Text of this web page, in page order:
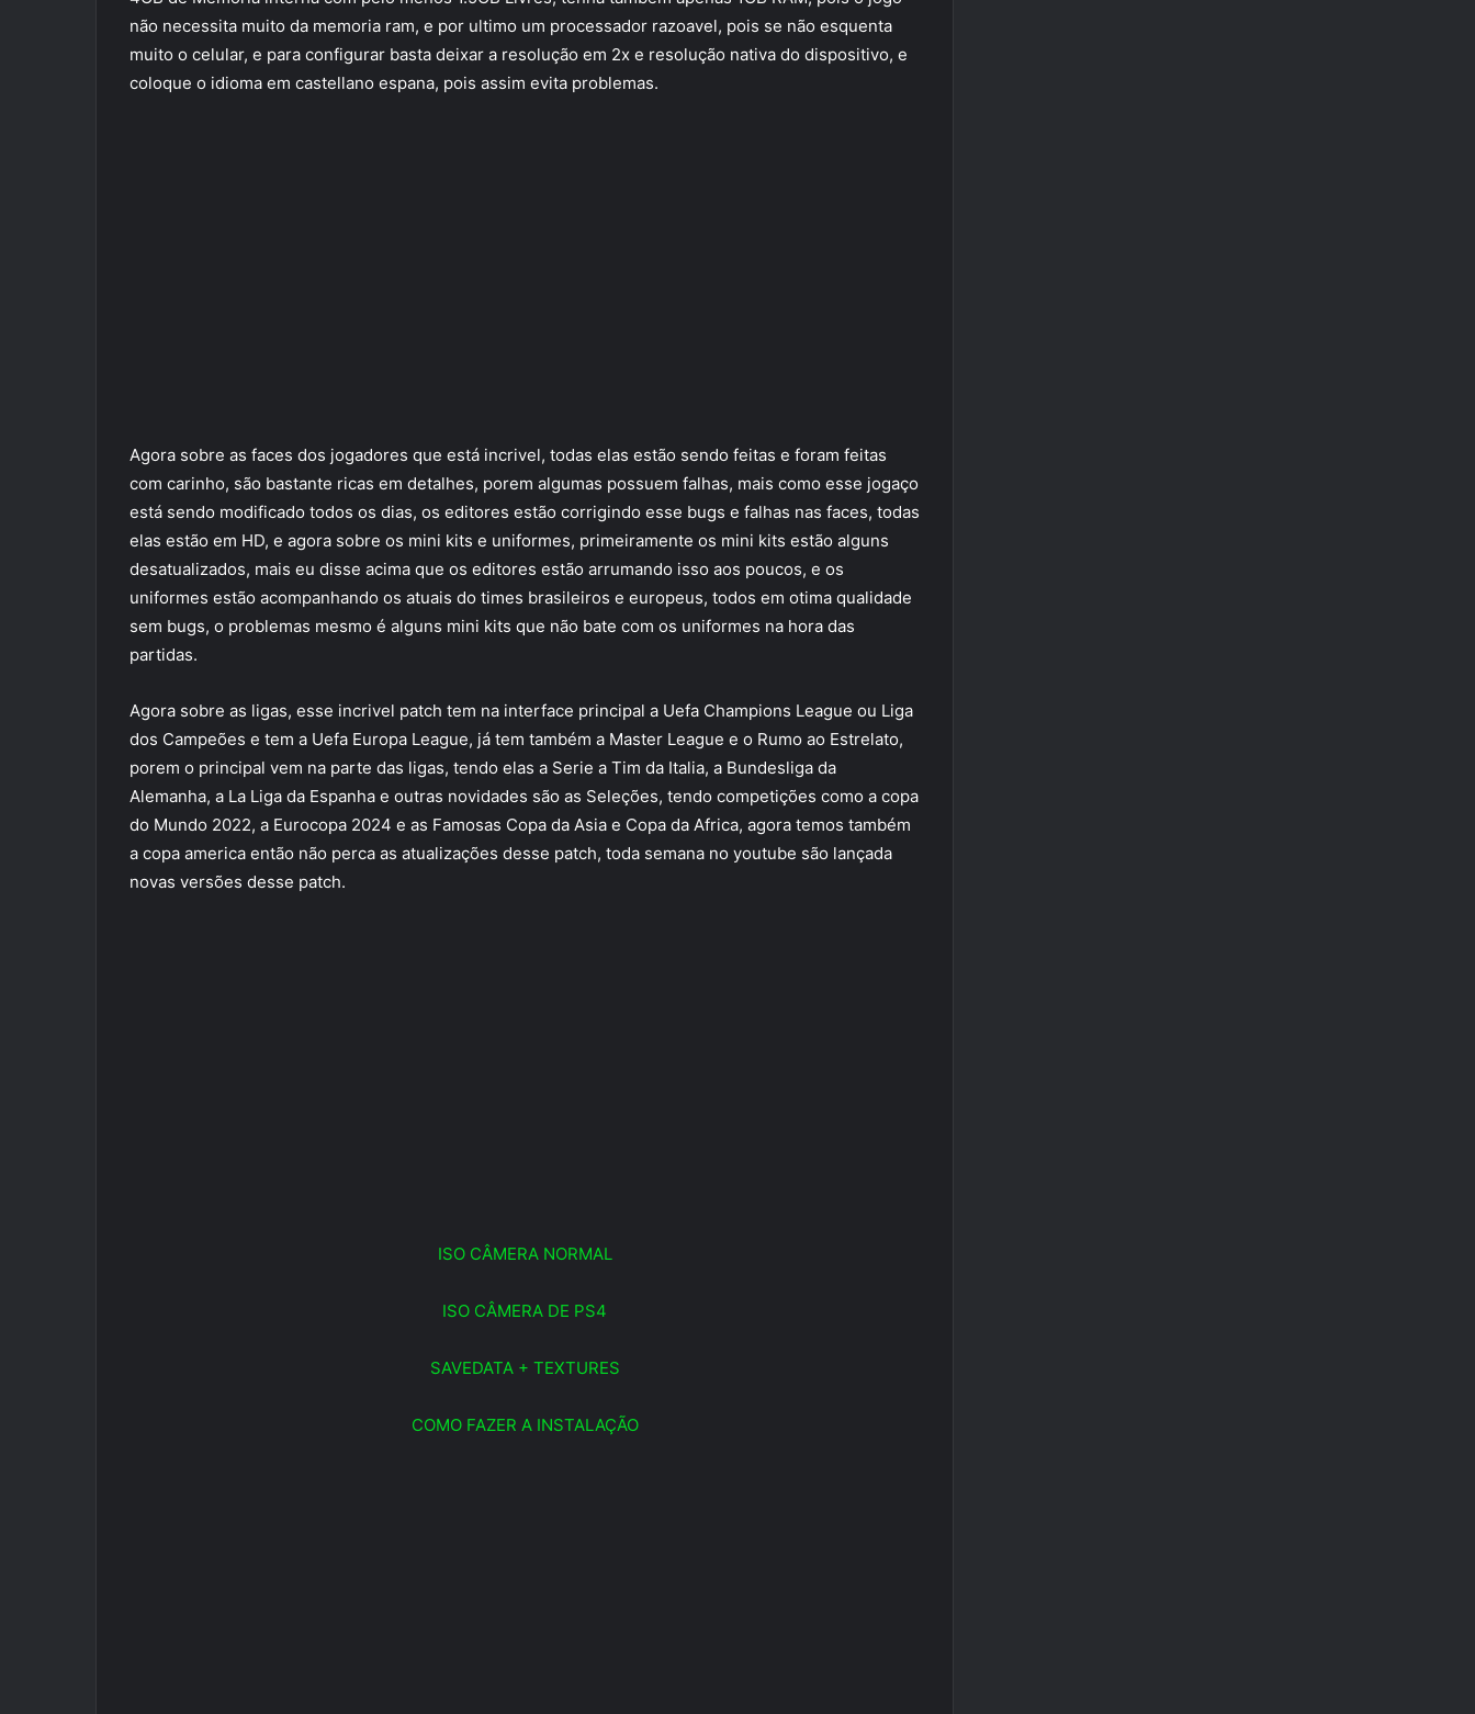
não necessita muito da memoria ram, e por ultimo um processador razoavel, pois se não esquenta
muito o celular, e para configurar basta deixar a resolução em 2x e resolução nativa do dispositivo, e
coloque o idioma em castellano espana, pois assim evita problemas.
Agora sobre as faces dos jogadores que está incrivel, todas elas estão sendo feitas e foram feitas
com carinho, são bastante ricas em detalhes, porem algumas possuem falhas, mais como esse jogaço
está sendo modificado todos os dias, os editores estão corrigindo esse bugs e falhas nas faces, todas
elas estão em HD, e agora sobre os mini kits e uniformes, primeiramente os mini kits estão alguns
desatualizados, mais eu disse acima que os editores estão arrumando isso aos poucos, e os
uniformes estão acompanhando os atuais do times brasileiros e europeus, todos em otima qualidade
sem bugs, o problemas mesmo é alguns mini kits que não bate com os uniformes na hora das
partidas.
Agora sobre as ligas, esse incrivel patch tem na interface principal a Uefa Champions League ou Liga
dos Campeões e tem a Uefa Europa League, já tem também a Master League e o Rumo ao Estrelato,
porem o principal vem na parte das ligas, tendo elas a Serie a Tim da Italia, a Bundesliga da
Alemanha, a La Liga da Espanha e outras novidades são as Seleções, tendo competições como a copa
do Mundo 2022, a Eurocopa 2024 e as Famosas Copa da Asia e Copa da Africa, agora temos também
a copa america então não perca as atualizações desse patch, toda semana no youtube são lançada
novas versões desse patch.
ISO CÂMERA NORMAL
ISO CÂMERA DE PS4
SAVEDATA + TEXTURES
COMO FAZER A INSTALAÇÃO